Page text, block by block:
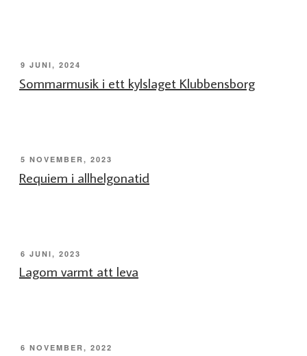
PUBLICERAT
9 JUNI, 2024
Sommarmusik i ett kylslaget Klubbensborg
PUBLICERAT
5 NOVEMBER, 2023
Requiem i allhelgonatid
PUBLICERAT
6 JUNI, 2023
Lagom varmt att leva
PUBLICERAT
6 NOVEMBER, 2022